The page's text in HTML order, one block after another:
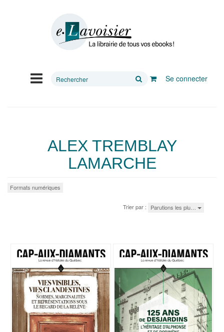
Rechercher
Se connecter
ALEX TREMBLAY
LAMARCHE
Formats numériques
Trier par : Parutions les plu…